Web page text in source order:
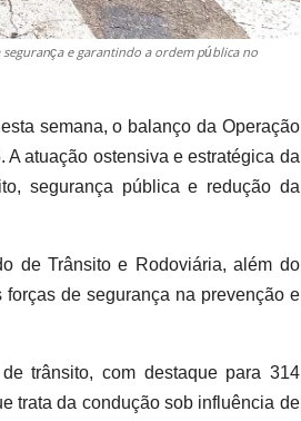
e garantindo a ordem pública no
semana, o balanço da Operação
atuação ostensiva e estratégica da
segurança pública e redução da
de Trânsito e Rodoviária, além do
de segurança na prevenção e
trânsito, com destaque para 314
trata da condução sob influência de